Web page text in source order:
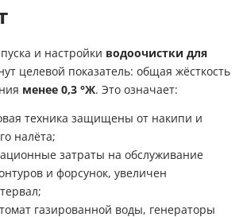
и настройки водоочистки для
целевой показатель: общая жёсткость
менее 0,3 °Ж. Это означает:
техника защищены от накипи и
налёта;
затраты на обслуживание
и форсунок, увеличен
газированной воды, генераторы